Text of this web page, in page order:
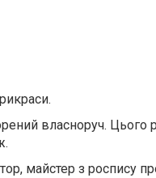
власноруч.
майстер з роспису